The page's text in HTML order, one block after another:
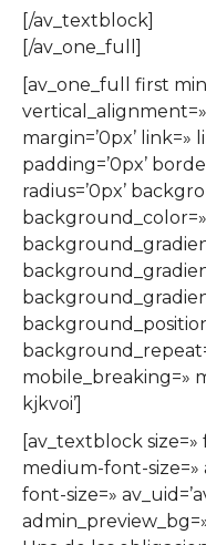
[/av_textblock]
[/av_one_full]
[av_one_full first
margin=’0px’
padding=’0px’
radius=’0px’
background_color=»
mobile_breaking=»
kjkvoi’]
[av_textblock
medium-font-size=»
font-size=»